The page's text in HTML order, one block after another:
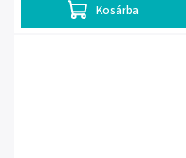
Kosárba